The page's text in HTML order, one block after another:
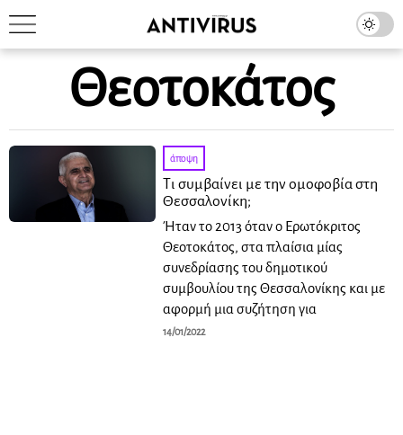
Θεοτοκάτος
άποψη
Τι συμβαίνει με την ομοφοβία στη
Θεσσαλονίκη;
Ήταν το 2013 όταν ο Ερωτόκριτος
Θεοτοκάτος, στα πλαίσια μίας
συνεδρίασης του δημοτικού
συμβουλίου της Θεσσαλονίκης και με
αφορμή μια συζήτηση για
14/01/2022